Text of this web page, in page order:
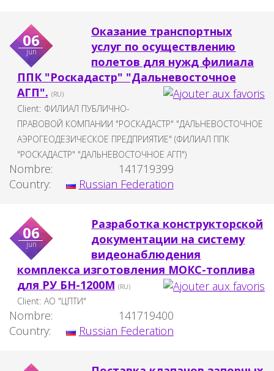
06
jun
Оказание транспортных
услуг по осуществлению
полетов для нужд филиала
ППК "Роскадастр" "Дальневосточное
АГП". (RU)
Client: ФИЛИАЛ ПУБЛИЧНО-
ПРАВОВОЙ КОМПАНИИ "РОСКАДАСТР" "ДАЛЬНЕВОСТОЧНОЕ
АЭРОГЕОДЕЗИЧЕСКОЕ ПРЕДПРИЯТИЕ" (ФИЛИАЛ ППК
"РОСКАДАСТР" "ДАЛЬНЕВОСТОЧНОЕ АГП")
Nombre:
141719399
Country:
Russian Federation
06
jun
Разработка конструкторской
документации на систему
видеонаблюдения
комплекса изготовления МОКС-топлива
для РУ БН-1200М (RU)
Client: АО "ЦПТИ"
Nombre:
141719400
Country:
Russian Federation